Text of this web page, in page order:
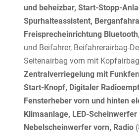
und beheizbar, Start-Stopp-
Spurhalteassistent,
Freisprecheinrichtung Bluetooth
und Beifahrer, Beifahrerairbag-
Seitenairbag vorn mit
Zentralverriegelung mit
Start-Knopf, Digitaler
Fensterheber vorn und hinten
Klimaanlage, LED-
Nebelscheinwerfer vorn, Radio